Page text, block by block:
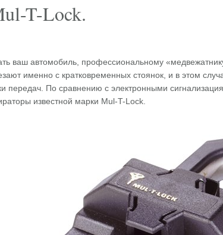
T-Lock.
ваш автомобиль, профессиональному
именно с кратковременных стоянок, и в этом
передач. По сравнению с электронными
известной марки Mul-T-Lock.